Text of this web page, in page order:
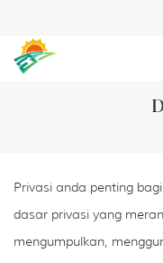
Privasi anda penting
dasar privasi yang
mengumpulkan,